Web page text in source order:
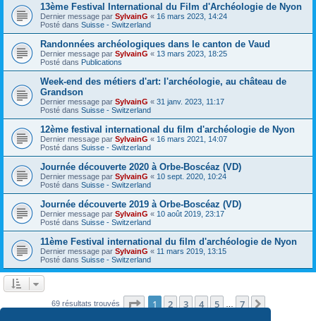
13ème Festival International du Film d'Archéologie de Nyon
Dernier message par SylvainG « 16 mars 2023, 14:24
Posté dans Suisse - Switzerland
Randonnées archéologiques dans le canton de Vaud
Dernier message par SylvainG « 13 mars 2023, 18:25
Posté dans Publications
Week-end des métiers d'art: l'archéologie, au château de
Grandson
Dernier message par SylvainG « 31 janv. 2023, 11:17
Posté dans Suisse - Switzerland
12ème festival international du film d'archéologie de Nyon
Dernier message par SylvainG « 16 mars 2021, 14:07
Posté dans Suisse - Switzerland
Journée découverte 2020 à Orbe-Boscéaz (VD)
Dernier message par SylvainG « 10 sept. 2020, 10:24
Posté dans Suisse - Switzerland
Journée découverte 2019 à Orbe-Boscéaz (VD)
Dernier message par SylvainG « 10 août 2019, 23:17
Posté dans Suisse - Switzerland
11ème Festival international du film d'archéologie de Nyon
Dernier message par SylvainG « 11 mars 2019, 13:15
Posté dans Suisse - Switzerland
69 résultats trouvés Page 1sur7
1 2 3 4 5 7